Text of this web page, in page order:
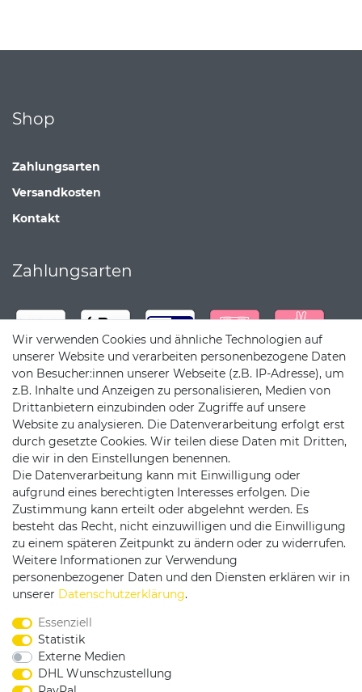
Shop
Zahlungsarten
Versandkosten
Kontakt
Zahlungsarten
Versandpartner
Service & Kontakt
Rufen Sie uns an unter:
0375 - 21459172
Wir verwenden Cookies und ähnliche Technologien auf
unserer Website und verarbeiten personenbezogene Daten
von Besucher:innen unserer Webseite (z.B. IP-Adresse), um
z.B. Inhalte und Anzeigen zu personalisieren, Medien von
Drittanbietern einzubinden oder Zugriffe auf unsere
Website zu analysieren. Die Datenverarbeitung erfolgt erst
durch gesetzte Cookies. Wir teilen diese Daten mit Dritten,
die wir in den Einstellungen benennen.
Die Datenverarbeitung kann mit Einwilligung oder
aufgrund eines berechtigten Interesses erfolgen. Die
Zustimmung kann erteilt oder abgelehnt werden. Es
besteht das Recht, nicht einzuwilligen und die Einwilligung
zu einem späteren Zeitpunkt zu ändern oder zu widerrufen.
Weitere Informationen zur Verwendung
personenbezogener Daten und den Diensten erklären wir in
unserer Daten­schutz­erklärung.
Essenziell
Statistik
Externe Medien
DHL Wunschzustellung